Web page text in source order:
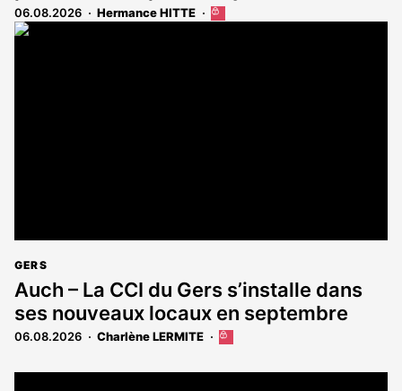
06.08.2026 Hermance HITTE
Cet
GERS
Auch – La CCI du Gers s’installe dans
ses nouveaux locaux en septembre
06.08.2026 Charlène LERMITE
Cet
est